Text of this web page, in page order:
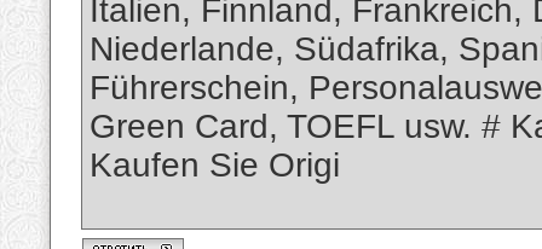
Italien, Finnland, Frankreich,
Niederlande, Südafrika,
Führerschein,
Green Card, TOEFL usw. #
Kaufen Sie Origi